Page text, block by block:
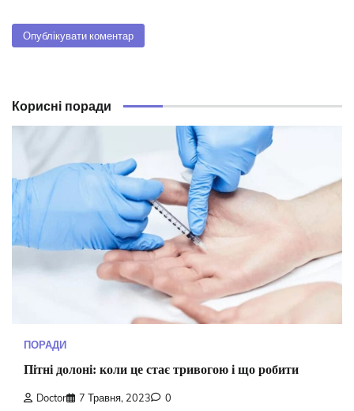
Корисні поради
ПОРАДИ
Пітні долоні: коли це стає тривогою і що робити
Doctor 7 Травня, 2023 0